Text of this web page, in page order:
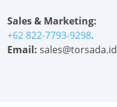
Sales & Marketing:
+62 822-7793-9298.
Email: sales@torsada.id